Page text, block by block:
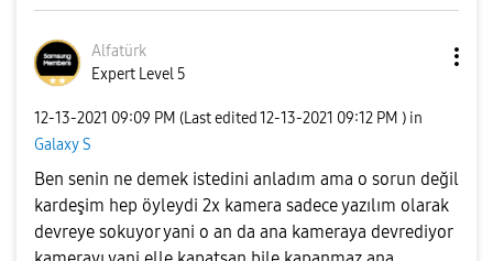
Alfatürk
Expert Level 5
‎12-13-2021 09:09 PM (Last edited ‎12-13-2021 09:12 PM ) in
Galaxy S
Ben senin ne demek istedini anladım ama o sorun değil
kardeşim hep öyleydi 2x kamera sadece yazılım olarak
devreye sokuyor yani o an da ana kameraya devrediyor